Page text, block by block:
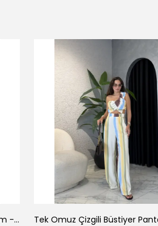
Luna Nakışlı Keten Gömlek Şort Takım - Lacivert